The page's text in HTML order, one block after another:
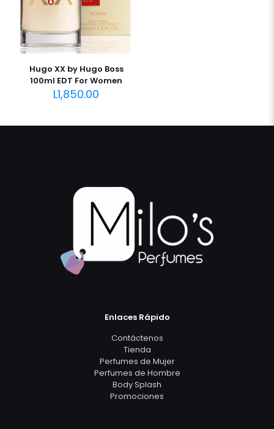
Hugo XX by Hugo Boss
100ml EDT For Women
L1,850.00
Enlaces Rápido
Contáctenos
Tienda
Perfumes de Mujer
Perfumes de Hombre
Body Splash
Promociones